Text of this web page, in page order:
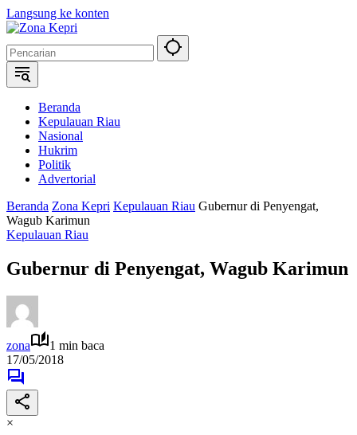
Langsung ke konten
Beranda
Kepulauan Riau
Nasional
Hukrim
Politik
Advertorial
Beranda Zona Kepri Kepulauan Riau Gubernur di Penyengat,
Wagub Karimun
Kepulauan Riau
Gubernur di Penyengat, Wagub Karimun
zona
1 min baca
17/05/2018
×